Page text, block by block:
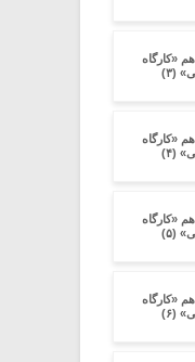
«کارگاه
(۳)
«کارگاه
(۴)
«کارگاه
(۵)
«کارگاه
(۶)